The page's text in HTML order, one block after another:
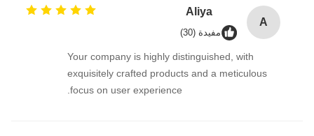
A
Aliya
مفيدة (30)
Your company is highly distinguished, with
exquisitely crafted products and a meticulous
focus on user experience.